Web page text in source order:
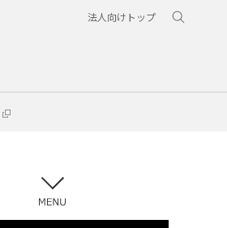
法人向けトップ